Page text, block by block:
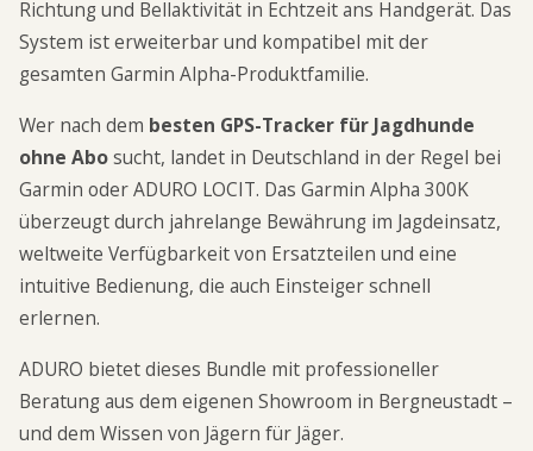
Richtung und Bellaktivität in Echtzeit ans Handgerät. Das
System ist erweiterbar und kompatibel mit der
gesamten Garmin Alpha-Produktfamilie.
Wer nach dem besten GPS-Tracker für Jagdhunde
ohne Abosucht, landet in Deutschland in der Regel bei
Garmin oder ADURO LOCIT. Das Garmin Alpha 300K
überzeugt durch jahrelange Bewährung im Jagdeinsatz,
weltweite Verfügbarkeit von Ersatzteilen und eine
intuitive Bedienung, die auch Einsteiger schnell
erlernen.
ADURO bietet dieses Bundle mit professioneller
Beratung aus dem eigenen Showroom in Bergneustadt –
und dem Wissen von Jägern für Jäger.